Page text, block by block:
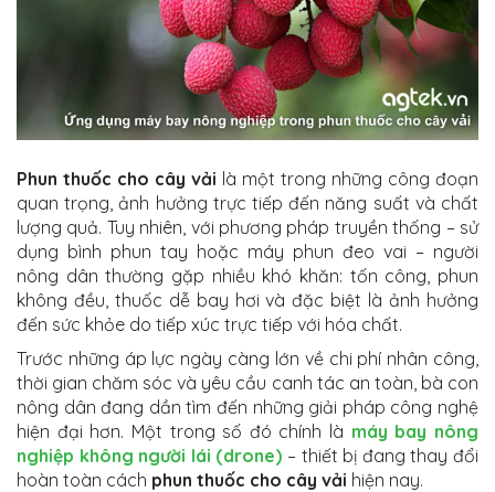
Phun thuốc cho cây vải là một trong những công đoạn
quan trọng, ảnh hưởng trực tiếp đến năng suất và chất
lượng quả. Tuy nhiên, với phương pháp truyền thống – sử
dụng bình phun tay hoặc máy phun đeo vai – người
nông dân thường gặp nhiều khó khăn: tốn công, phun
không đều, thuốc dễ bay hơi và đặc biệt là ảnh hưởng
đến sức khỏe do tiếp xúc trực tiếp với hóa chất.
Trước những áp lực ngày càng lớn về chi phí nhân công,
thời gian chăm sóc và yêu cầu canh tác an toàn, bà con
nông dân đang dần tìm đến những giải pháp công nghệ
hiện đại hơn. Một trong số đó chính là máy bay nông
nghiệp không người lái (drone) – thiết bị đang thay đổi
hoàn toàn cách phun thuốc cho cây vải hiện nay.